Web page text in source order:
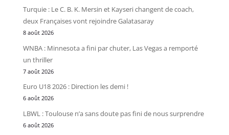
Turquie : Le C. B. K. Mersin et Kayseri changent de coach,
deux Françaises vont rejoindre Galatasaray
8 août 2026
WNBA : Minnesota a fini par chuter, Las Vegas a remporté
un thriller
7 août 2026
Euro U18 2026 : Direction les demi !
6 août 2026
LBWL : Toulouse n’a sans doute pas fini de nous surprendre
6 août 2026